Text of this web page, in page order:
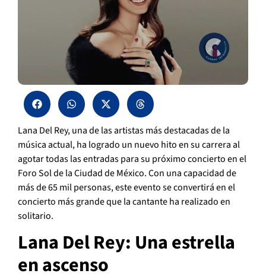
Lana Del Rey, una de las artistas más destacadas de la
música actual, ha logrado un nuevo hito en su carrera al
agotar todas las entradas para su próximo concierto en el
Foro Sol de la Ciudad de México. Con una capacidad de
más de 65 mil personas, este evento se convertirá en el
concierto más grande que la cantante ha realizado en
solitario.
Lana Del Rey: Una estrella
en ascenso